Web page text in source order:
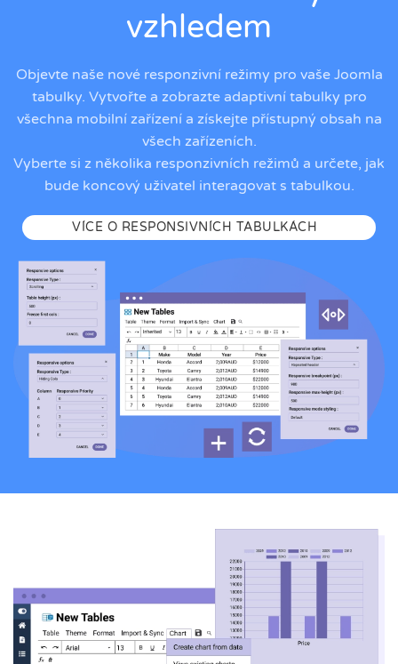
vzhledem
Objevte naše nové responzivní režimy pro vaše Joomla
tabulky. Vytvořte a zobrazte adaptivní tabulky pro
všechna mobilní zařízení a získejte přístupný obsah na
všech zařízeních.
Vyberte si z několika responzivních režimů a určete, jak
bude koncový uživatel interagovat s tabulkou.
VÍCE O RESPONSIVNÍCH TABULKÁCH